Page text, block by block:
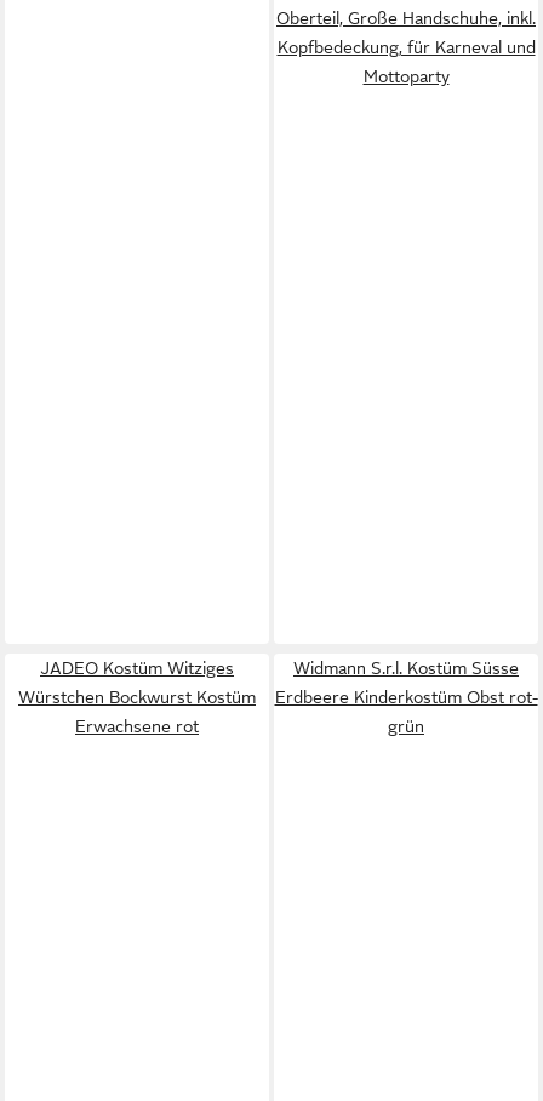
Oberteil, Große Handschuhe, inkl.
Kopfbedeckung, für Karneval und
Mottoparty
JADEO Kostüm Witziges
Würstchen Bockwurst Kostüm
Erwachsene rot
Widmann S.r.l. Kostüm Süsse
Erdbeere Kinderkostüm Obst rot-
grün